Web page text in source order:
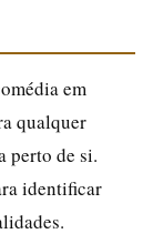
em
qualquer
perto de si.
identificar